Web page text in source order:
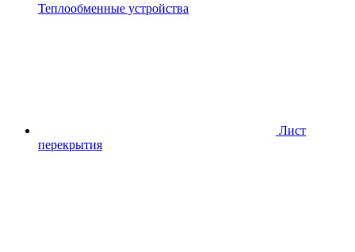
Теплообменные устройства
Лист
перекрытия